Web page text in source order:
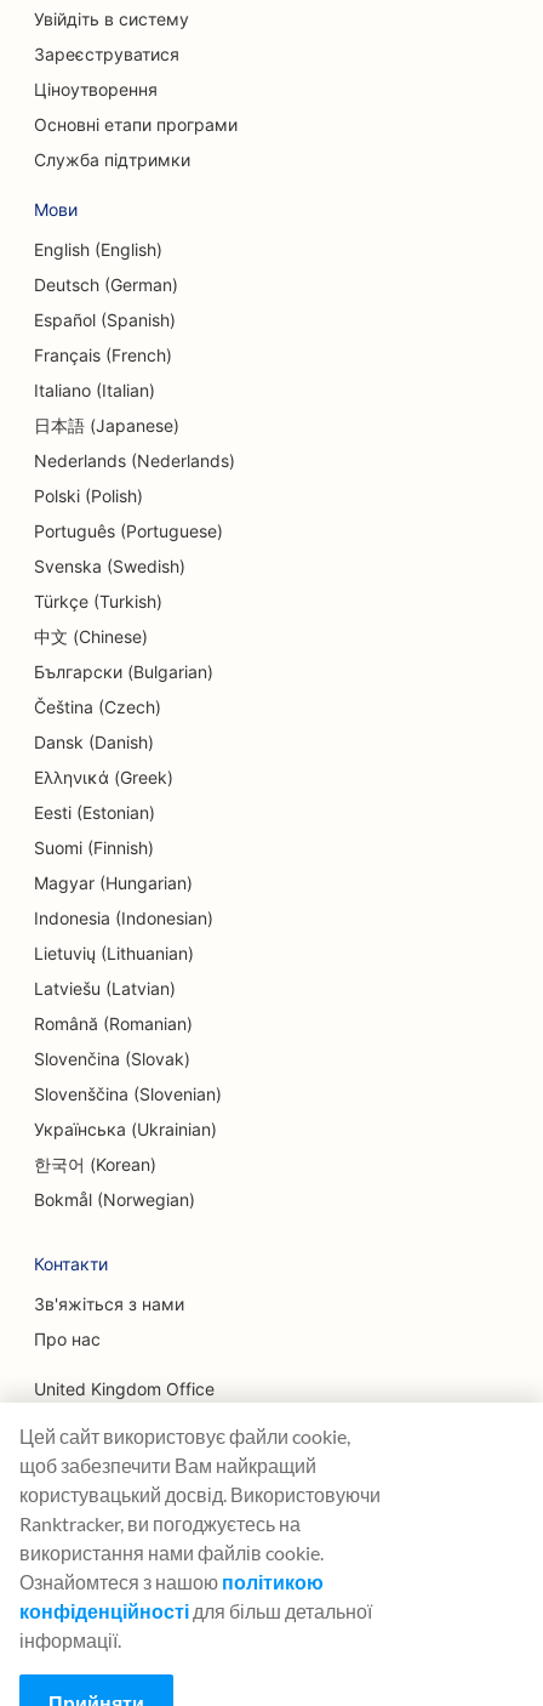
SEO для сервісів обміну валют
SEO для черепно-лицьових хірургів
SEO для кредитних спілок
SEO для танцювальних студій
SEO для дитячих садків
SEO для послуг боргового консультування
SEO для стоматологічних клінік
SEO для делікатесів
SEO для ресторанів
SEO для послуг дермабразії
SEO для магазинів пончиків
SEO для освітніх послуг та послуг по догляду
за дітьми
SEO для електриків
SEO для магазинів електроніки
SEO для лікарів-ендодонтистів
SEO для сфери розваг та відпочинку
ЕО для етнічних ресторанів
SEO для квест-кімнат
SEO для сімейних ресторанів
SEO для фінансових планувальників
SEO для фінансових послуг
SEO для ресторанів високої кухні
SEO для ресторанів швидкого харчування
SEO для флористів
SEO для продуктових вантажівок
SEO для фуд-кортів
SEO для французьких кондитерських
Увійдіть в систему
Зареєструватися
Ціноутворення
Основні етапи програми
Служба підтримки
Мови
English (English)
Deutsch (German)
Español (Spanish)
Français (French)
Italiano (Italian)
日本語 (Japanese)
Nederlands (Nederlands)
Polski (Polish)
Português (Portuguese)
Svenska (Swedish)
Türkçe (Turkish)
中文 (Chinese)
Български (Bulgarian)
Čeština (Czech)
Dansk (Danish)
Ελληνικά (Greek)
Eesti (Estonian)
Suomi (Finnish)
Magyar (Hungarian)
Indonesia (Indonesian)
Lietuvių (Lithuanian)
Latviešu (Latvian)
Română (Romanian)
Slovenčina (Slovak)
Slovenščina (Slovenian)
Українська (Ukrainian)
한국어 (Korean)
Bokmål (Norwegian)
Контакти
Зв'яжіться з нами
Про нас
United Kingdom Office
Ranktracker Ltd
144A Clerkenwell Rd
London, EC1R 5DF
Company No: 08820809
felix@ranktracker.com
2015 -
Цей сайт використовує файли cookie,
щоб забезпечити Вам найкращий
користувацький досвід. Використовуючи
Ranktracker, ви погоджуєтесь на
використання нами файлів cookie.
Ознайомтеся з нашою політикою
конфіденційності для більш детальної
інформації.